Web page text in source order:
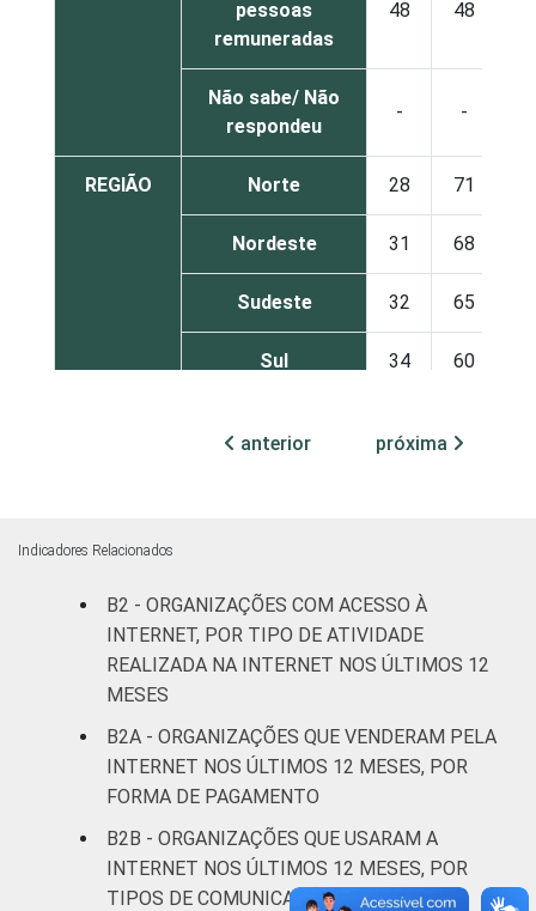
pessoas
remuneradas
48 48
Não sabe/ Não
respondeu
- -
REGIÃO Norte 28 71
Nordeste 31 68
Sudeste 32 65
Sul 34 60
Cultura e
recreação
40
Desenvolvimento
e defesa de
direitos
Religião 34 63
anterior próxima
Indicadores Relacionados
B2 - ORGANIZAÇÕES COM ACESSO À
INTERNET, POR TIPO DE ATIVIDADE
REALIZADA NA INTERNET NOS ÚLTIMOS 12
MESES
B2A - ORGANIZAÇÕES QUE VENDERAM PELA
INTERNET NOS ÚLTIMOS 12 MESES, POR
FORMA DE PAGAMENTO
B2B - ORGANIZAÇÕES QUE USARAM A
INTERNET NOS ÚLTIMOS 12 MESES, POR
TIPOS DE COMUNICAÇÃO